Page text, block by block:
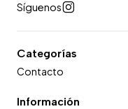
Síguenos
Categorías
Contacto
Información